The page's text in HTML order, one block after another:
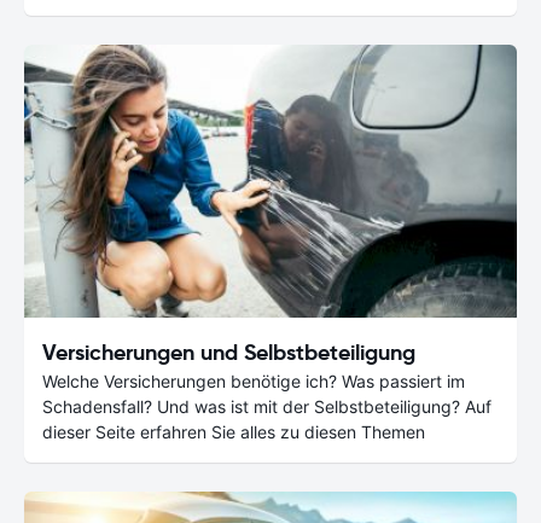
Versicherungen und Selbstbeteiligung
Welche Versicherungen benötige ich? Was passiert im
Schadensfall? Und was ist mit der Selbstbeteiligung? Auf
dieser Seite erfahren Sie alles zu diesen Themen